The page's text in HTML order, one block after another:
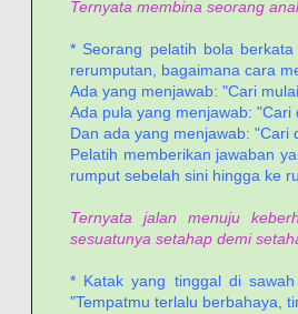
Ternyata membina seorang
* Seorang pelatih bola
rerumputan, bagaimana cara
Ada yang menjawab: "Cari
Ada pula yang menjawab:
Dan ada yang menjawab: "Cari
Pelatih memberikan jawaban
rumput sebelah sini hingga ke
Ternyata jalan menuju
sesuatunya setahap demi
* Katak yang tinggal di
"Tempatmu terlalu berbahaya,